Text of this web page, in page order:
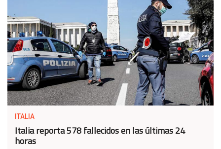
ITALIA
Italia reporta 578 fallecidos en las últimas 24
horas